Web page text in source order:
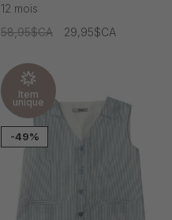
12 mois
58,95$CA
29,95$CA
Item
unique
-49%